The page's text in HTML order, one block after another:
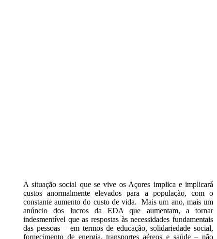
A situação social que se vive os Açores implica e implicará
custos anormalmente elevados para a população, com o
constante aumento do custo de vida. Mais um ano, mais um
anúncio dos lucros da EDA que aumentam, a tornar
indesmentível que as respostas às necessidades fundamentais
das pessoas – em termos de educação, solidariedade social,
fornecimento de energia, transportes aéreos e saúde – não